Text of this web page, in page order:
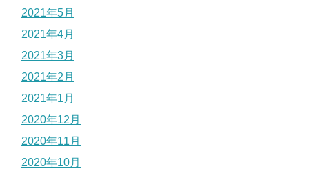
2021年5月
2021年4月
2021年3月
2021年2月
2021年1月
2020年12月
2020年11月
2020年10月